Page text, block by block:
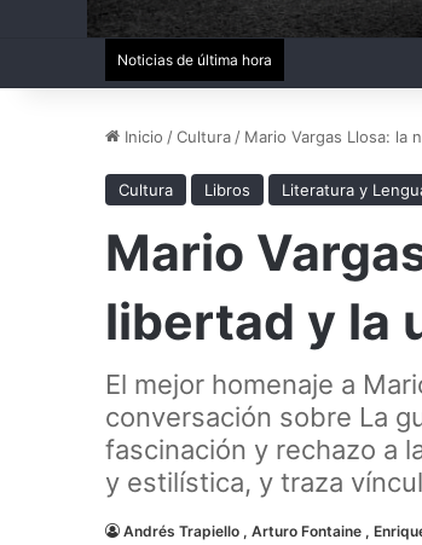
Noticias de última hora
Inicio /Cultura / Mario Vargas Llosa: la
Cultura Libros Literatura y
Mario
libertad y la
El mejor homenaje a
conversación sobre La
fascinación y rechazo a
y estilística, y traza
Andrés Trapiello , Arturo Fontaine ,